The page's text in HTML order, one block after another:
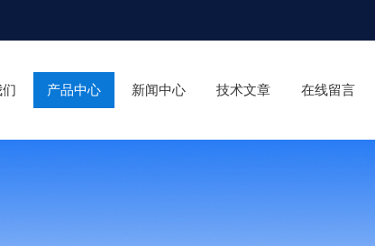
产品中心 新闻中心 技术文章 在线留言